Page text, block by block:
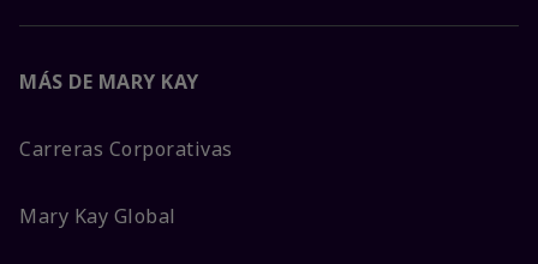
MÁS DE MARY KAY
Carreras Corporativas
Mary Kay Global